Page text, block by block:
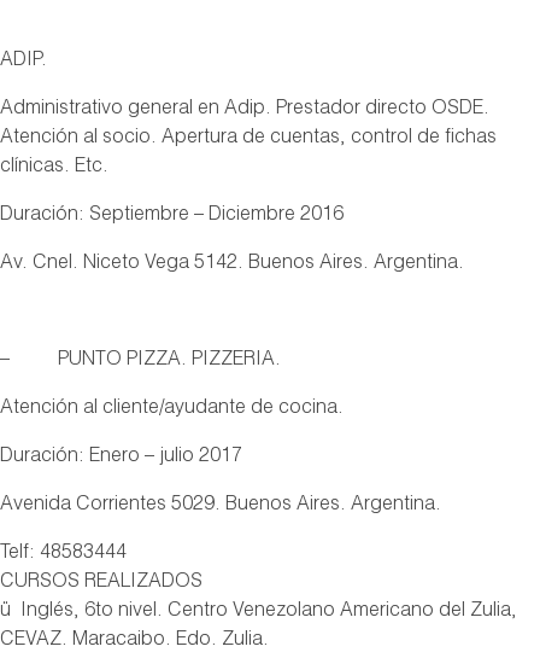
ADIP.
Administrativo general en Adip. Prestador directo OSDE.
Atención al socio. Apertura de cuentas, control de fichas
clínicas. Etc.
Duración: Septiembre – Diciembre 2016
Av. Cnel. Niceto Vega 5142. Buenos Aires. Argentina.
– PUNTO PIZZA. PIZZERIA.
Atención al cliente/ayudante de cocina.
Duración: Enero – julio 2017
Avenida Corrientes 5029. Buenos Aires. Argentina.
Telf: 48583444
CURSOS REALIZADOS
ü Inglés, 6to nivel. Centro Venezolano Americano del Zulia,
CEVAZ. Maracaibo. Edo. Zulia.